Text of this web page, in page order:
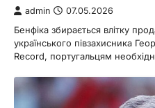
admin 07.05.2026
Бенфіка збирається влітку
українського півзахисника
Record, португальцям